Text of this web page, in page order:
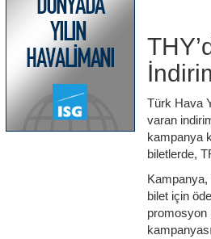
Türk Hava
varan
kampanya
biletlerde,
Kampanya,
bilet için
promosyon